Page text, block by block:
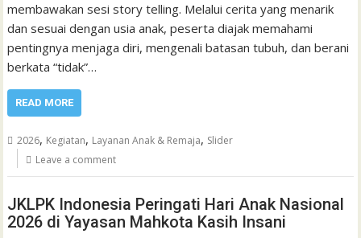
membawakan sesi story telling. Melalui cerita yang menarik
dan sesuai dengan usia anak, peserta diajak memahami
pentingnya menjaga diri, mengenali batasan tubuh, dan berani
berkata “tidak”…
READ MORE
2026, Kegiatan, Layanan Anak & Remaja, Slider
Leave a comment
JKLPK Indonesia Peringati Hari Anak Nasional
2026 di Yayasan Mahkota Kasih Insani